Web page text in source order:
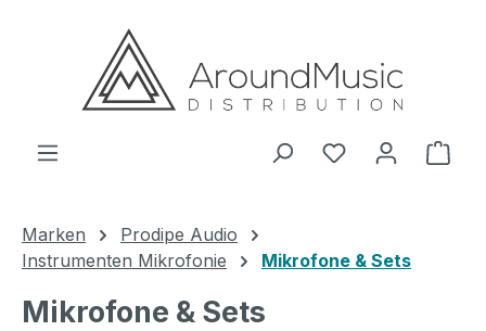
Zum Hauptinhalt springen
Marken
Prodipe Audio
Instrumenten Mikrofonie
Mikrofone & Sets
Mikrofone & Sets